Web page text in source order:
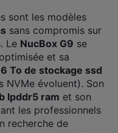
sont les modèles
sans compromis sur
Le NucBox G9 se
et sa
To de stockage ssd
NVMe évoluent). Son
lpddr5 ram et son
les professionnels
recherche de